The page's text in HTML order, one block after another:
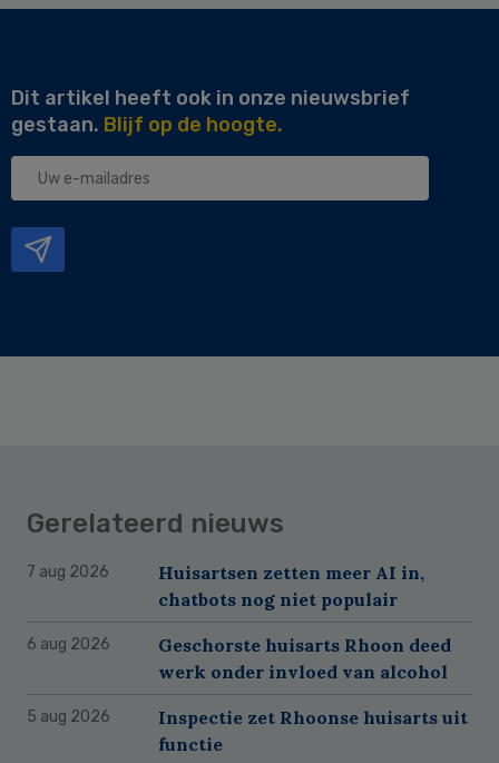
Dit artikel heeft ook in onze nieuwsbrief
gestaan. Blijf op de hoogte.
Uw
Gerelateerd nieuws
7 aug 2026
Huisartsen zetten meer AI in,
chatbots nog niet populair
6 aug 2026
Geschorste huisarts Rhoon deed
werk onder invloed van alcohol
5 aug 2026
Inspectie zet Rhoonse huisarts uit
functie